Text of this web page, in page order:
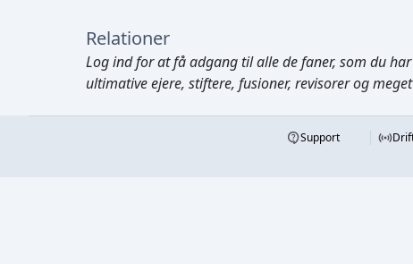
Relationer
Log indfor at få adgang til alle de faner, som du
ultimative ejere, stiftere, fusioner, revisorer og
Support